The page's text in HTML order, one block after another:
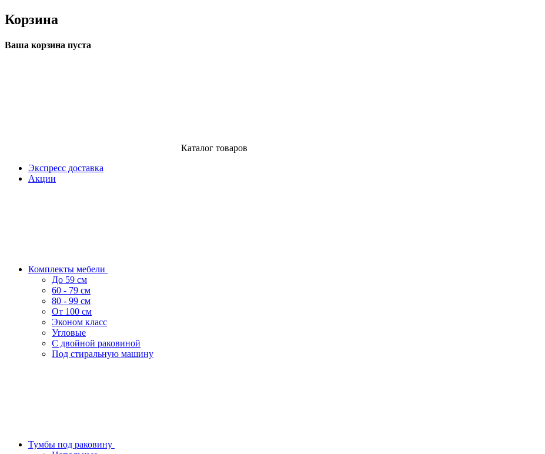
Корзина
Ваша корзина пуста
Каталог товаров
Экспресс доставка
Акции
Комплекты мебели
До 59 см
60 - 79 см
80 - 99 см
От 100 см
Эконом класс
Угловые
С двойной раковиной
Под стиральную машину
Тумбы под раковину